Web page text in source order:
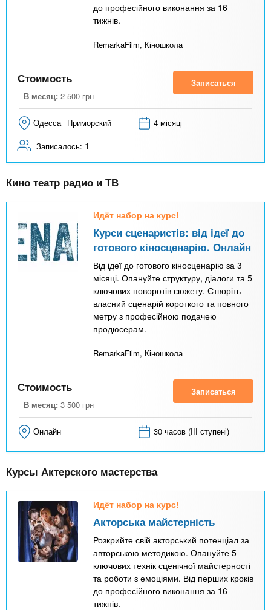
до професійного виконання за 16
тижнів.
RemarkaFilm, Кіношкола
Стоимость
В месяц: 2 500 грн
Записаться
Одесса Приморский 4 місяці
Записалось: 1
Кино театр радио и ТВ
Идёт набор на курс!
Курси сценаристів: від ідеї до
готового кіносценарію. Онлайн
Від ідеї до готового кіносценарію за 3
місяці. Опануйте структуру, діалоги та 5
ключових поворотів сюжету. Створіть
власний сценарій короткого та повного
метру з професійною подачею
продюсерам.
RemarkaFilm, Кіношкола
Стоимость
В месяц: 3 500 грн
Записаться
Онлайн 30 часов (ІІІ ступені)
Курсы Актерского мастерства
Идёт набор на курс!
Акторська майстерність
Розкрийте свій акторський потенціал за
авторською методикою. Опануйте 5
ключових технік сценічної майстерності
та роботи з емоціями. Від перших кроків
до професійного виконання за 16
тижнів.